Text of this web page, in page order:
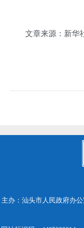
文章来源：新华
主办：汕头市人民政府办公